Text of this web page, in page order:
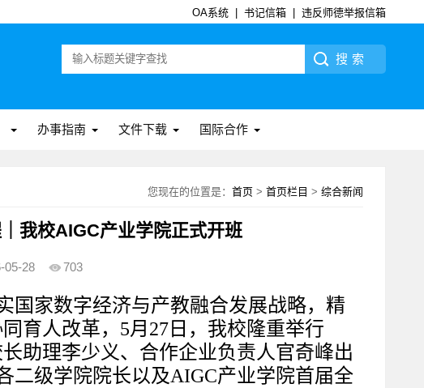
OA系统 书记信箱 违反师德举报信箱
办事指南 文件下载 国际合作
您现在的位置是： 首页 > 首页栏目 > 综合新闻
我校AIGC产业学院正式开班
05-28 703
国家数字经济与产教融合发展战略，精
育人改革，5月27日，我校隆重举行
助理李少义、合作企业负责人官奇峰出
二级学院院长以及AIGC产业学院首届全